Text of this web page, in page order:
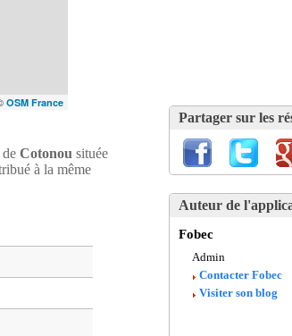
OSM France
Cotonou située
à la même
Partager sur les
Auteur de
Fobec
Admin
Contacter Fobec
Visiter son blog